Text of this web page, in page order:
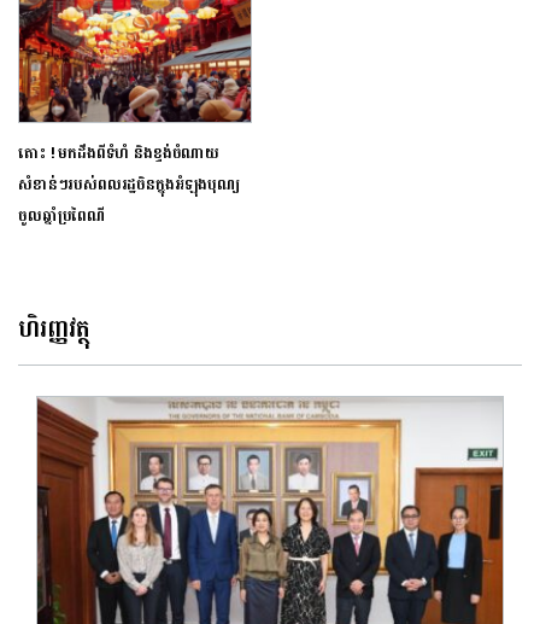
តោះ ! មកដឹងពីទំហំ និងខ្ទង់ចំណាយ
សំខាន់ៗរបស់ពលរដ្ឋចិនក្នុងអំឡុងបុណ្យ
ចូលឆ្នាំប្រពៃណី
ហិរញ្ញវត្ថុ